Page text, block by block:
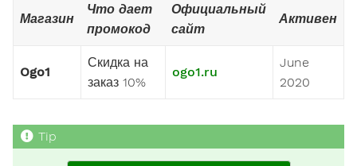
Магазин
Что дает
промокод
Официальный
сайт
Активен
Ogo1
Скидка на
заказ 10%
ogo1.ru
June
2020